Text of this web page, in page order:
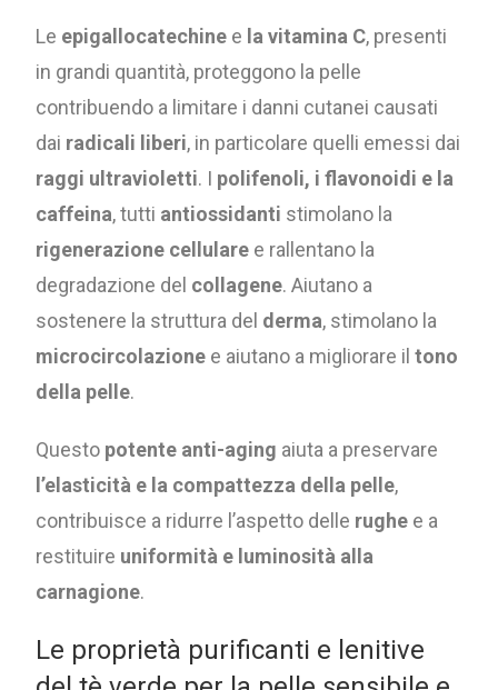
Le epigallocatechine e la vitamina C, presenti
in grandi quantità, proteggono la pelle
contribuendo a limitare i danni cutanei causati
dai radicali liberi, in particolare quelli emessi dai
raggi ultravioletti. I polifenoli, i flavonoidi e la
caffeina, tutti antiossidanti stimolano la
rigenerazione cellulare e rallentano la
degradazione del collagene. Aiutano a
sostenere la struttura del derma, stimolano la
microcircolazione e aiutano a migliorare iltono
della pelle.
Questo potente anti-aging aiuta a preservare
l’elasticità e la compattezza della pelle,
contribuisce a ridurre l’aspetto delle rughe e a
restituire uniformità e luminosità alla
carnagione.
Le proprietà purificanti e lenitive